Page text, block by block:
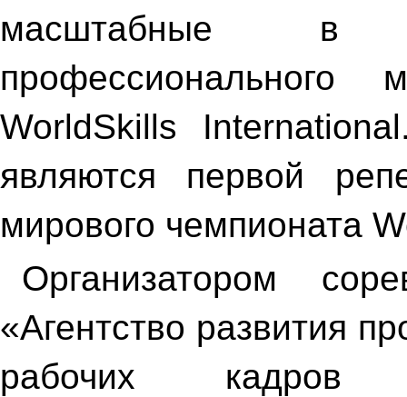
масштабные в
профессионального
WorldSkills
являются первой
мирового чемпионата
Организатором
«Агентство развития
рабочих кадров